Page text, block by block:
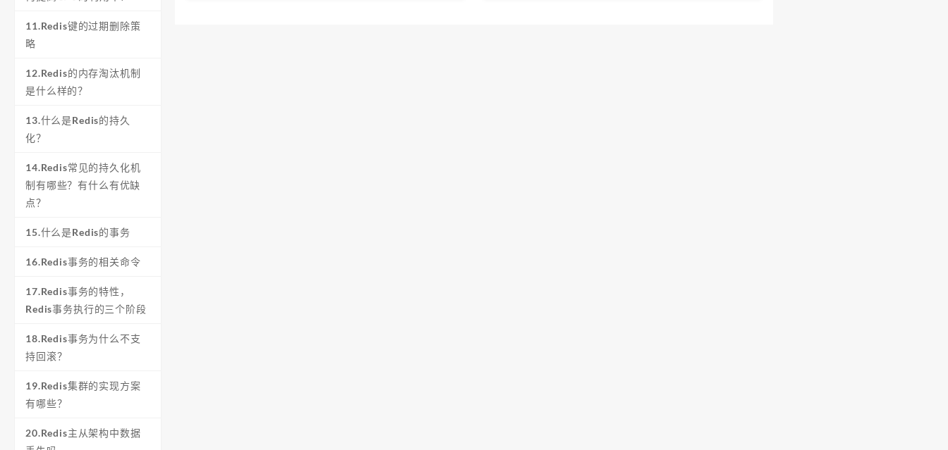
11.Redis键的过期删除策
略
12.Redis的内存淘汰机制
是什么样的？
13.什么是Redis的持久
化？
14.Redis常见的持久化机
制有哪些？有什么有优缺
点？
15.什么是Redis的事务
16.Redis事务的相关命令
17.Redis事务的特性，
Redis事务执行的三个阶段
18.Redis事务为什么不支
持回滚？
19.Redis集群的实现方案
有哪些？
20.Redis主从架构中数据